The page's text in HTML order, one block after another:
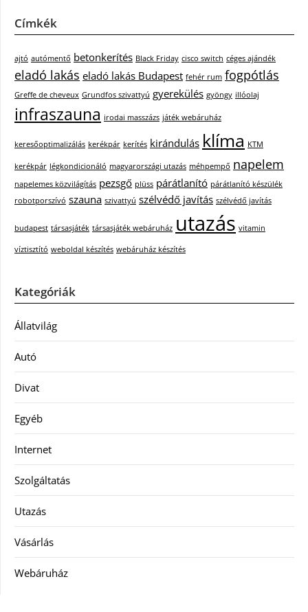
Címkék
ajtó autómentő betonkerítés Black Friday cisco switch céges ajándék
eladó lakás eladó lakás Budapest fehér rum fogpótlás
Greffe de cheveux Grundfos szivattyú gyerekülés gyöngy illóolaj
infraszauna irodai masszázs játék webáruház
keresőoptimalizálás kerékpár kerítés kirándulás klíma KTM
kerékpár légkondicionáló magyarországi utazás méhpempő napelem
napelemes közvilágítás pezsgő plüss párátlanító párátlanító készülék
robotporszívó szauna szivattyú szélvédő javítás szélvédő javítás
budapest társasjáték társasjáték webáruház utazás vitamin
víztisztító weboldal készítés webáruház készítés
Kategóriák
Állatvilág
Autó
Divat
Egyéb
Internet
Szolgáltatás
Utazás
Vásárlás
Webáruház